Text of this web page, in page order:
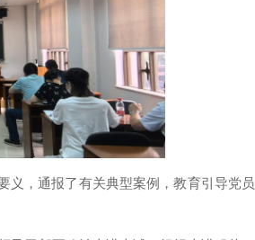
义，通报了有关典型案例，教育引导党员